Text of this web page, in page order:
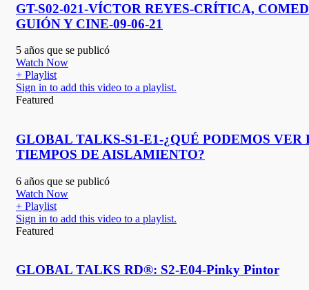
GT-S02-021-VÍCTOR REYES-CRÍTICA,
GUIÓN Y CINE-09-06-21
5 años que se publicó
Watch Now
+ Playlist
Sign in to add this video to a playlist.
Featured
GLOBAL TALKS-S1-E1-¿QUÉ PODEMOS VER
TIEMPOS DE AISLAMIENTO?
6 años que se publicó
Watch Now
+ Playlist
Sign in to add this video to a playlist.
Featured
GLOBAL TALKS RD®: S2-E04-Pinky Pintor